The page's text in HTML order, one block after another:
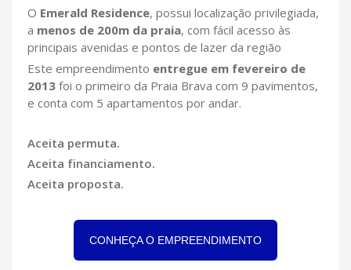
O Emerald Residence, possui localização privilegiada,
a menos de 200m da praia, com fácil acesso às
principais avenidas e pontos de lazer da região
Este empreendimento entregue em fevereiro de
2013 foi o primeiro da Praia Brava com 9 pavimentos,
e conta com 5 apartamentos por andar.
Aceita permuta.
Aceita financiamento.
Aceita proposta.
CONHEÇA O EMPREENDIMENTO